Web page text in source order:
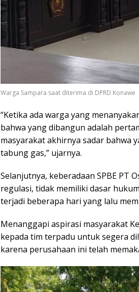
Warga Sampara saat diterima di DPRD Konawe
“Ketika ada warga yang
bahwa yang dibangun adalah
masyarakat akhirnya sadar bahwa
tabung gas,” ujarnya.
Selanjutnya, keberadaan SPBE PT
regulasi, tidak memiliki dasar
terjadi beberapa hari yang lalu
Menanggapi aspirasi masyarakat
kepada tim terpadu untuk segera
karena perusahaan ini telah